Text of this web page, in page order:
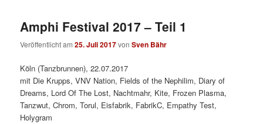
Amphi Festival 2017 – Teil 1
Veröffentlicht am25. Juli 2017vonSven Bähr
Köln (Tanzbrunnen), 22.07.2017
mit Die Krupps, VNV Nation, Fields of the Nephilim, Diary of
Dreams, Lord Of The Lost, Nachtmahr, Kite, Frozen Plasma,
Tanzwut, Chrom, Torul, Eisfabrik, FabrikC, Empathy Test,
Holygram